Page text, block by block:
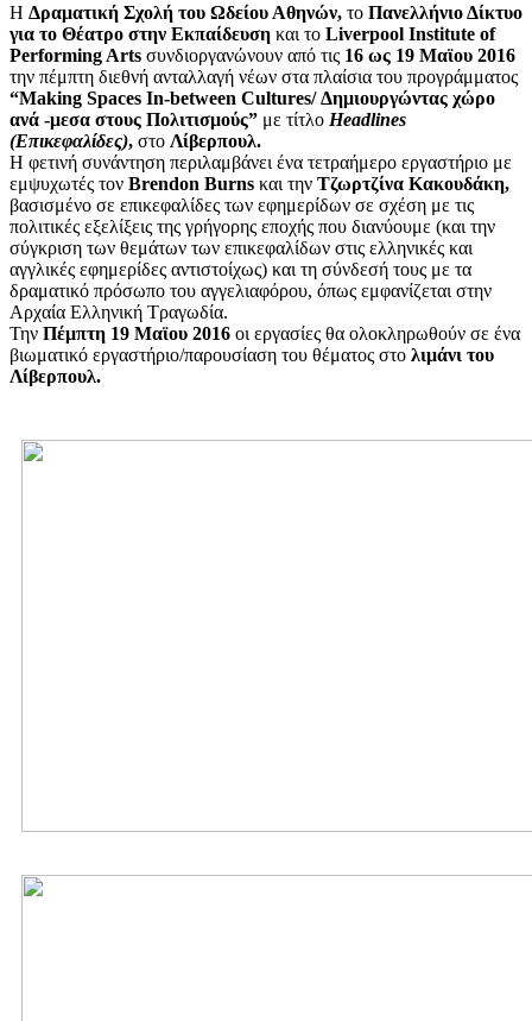
Η Δραματική Σχολή του Ωδείου Αθηνών, το Πανελλήνιο Δίκτυο
για το Θέατρο στην Εκπαίδευση και το Liverpool Institute of
Performing Arts συνδιοργανώνουν από τις 16 ως 19 Μαϊου 2016
την πέμπτη διεθνή ανταλλαγή νέων στα πλαίσια του προγράμματος
“Making Spaces In-between Cultures/ Δημιουργώντας χώρο
ανά -μεσα στους Πολιτισμούς” με τίτλο Ηeadlines
(Επικεφαλίδες), στο Λίβερπουλ.
Η φετινή συνάντηση περιλαμβάνει ένα τετραήμερο εργαστήριο με
εμψυχωτές τον Brendon Burns και την Τζωρτζίνα Κακουδάκη,
βασισμένο σε επικεφαλίδες των εφημερίδων σε σχέση με τις
πολιτικές εξελίξεις της γρήγορης εποχής που διανύουμε (και την
σύγκριση των θεμάτων των επικεφαλίδων στις ελληνικές και
αγγλικές εφημερίδες αντιστοίχως) και τη σύνδεσή τους με τα
δραματικό πρόσωπο του αγγελιαφόρου, όπως εμφανίζεται στην
Αρχαία Ελληνική Τραγωδία.
Την Πέμπτη 19 Μαϊου 2016 οι εργασίες θα ολοκληρωθούν σε ένα
βιωματικό εργαστήριο/παρουσίαση του θέματος στο λιμάνι του
Λίβερπουλ.